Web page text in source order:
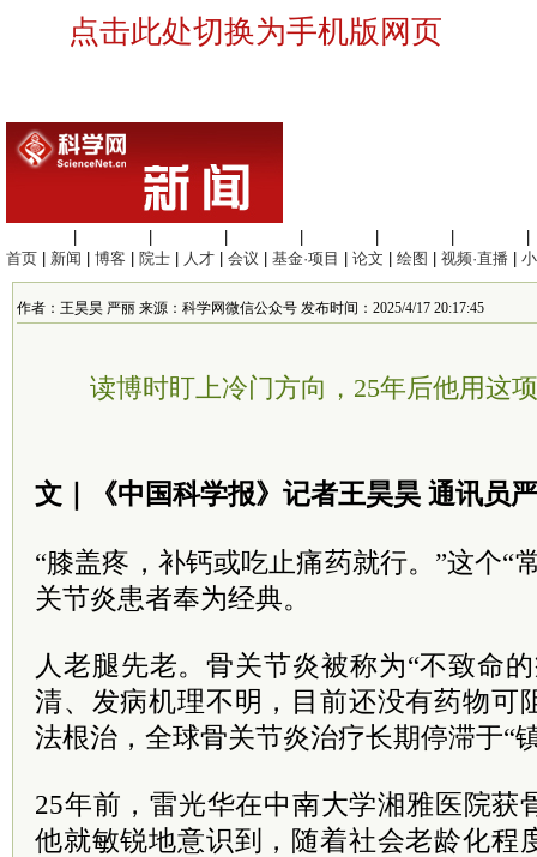
点击此处切换为手机版网页
首页
新闻 博客 院士 人才 会议 基金·项目 论文 绘图 视频·直播
作者：王昊昊 严丽 来源：科学网微信公众号 发布时间：2025/4/17 20:17:45
读博时盯上冷门方向，25年后他用这
文｜《中国科学报》记者王昊昊 通讯员
“膝盖疼，补钙或吃止痛药就行。”这个“
关节炎患者奉为经典。
人老腿先老。骨关节炎被称为“不致命
清、发病机理不明，目前还没有药物可
法根治，全球骨关节炎治疗长期停滞于“
25年前，雷光华在中南大学湘雅医院获
他就敏锐地意识到，随着社会老龄化程